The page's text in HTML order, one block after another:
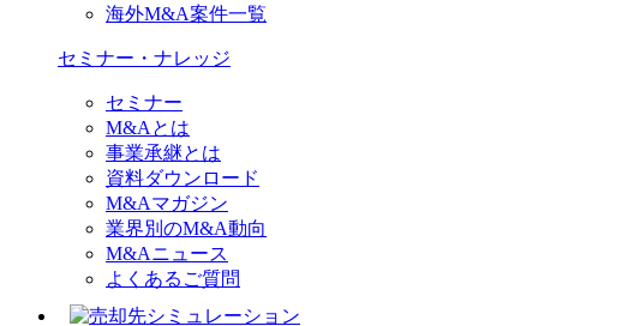
海外M&A案件一覧
セミナー・ナレッジ
セミナー
M&Aとは
事業承継とは
資料ダウンロード
M&Aマガジン
業界別のM&A動向
M&Aニュース
よくあるご質問